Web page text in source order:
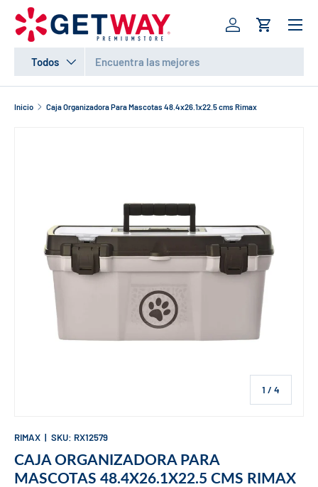
IR AL CONTENIDO
Todos
Iniciar sesión
Carrito
Inicio Caja Organizadora Para Mascotas 48.4x26.1x22.5 cms Rimax
1 / de
4
RIMAX | SKU: RX12579
CAJA ORGANIZADORA PARA
MASCOTAS 48.4X26.1X22.5 CMS RIMAX